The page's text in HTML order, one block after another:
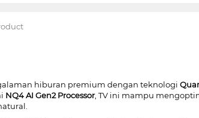
hiburan premium dengan teknologi
NQ4 AI Gen2 Processor, TV ini mampu